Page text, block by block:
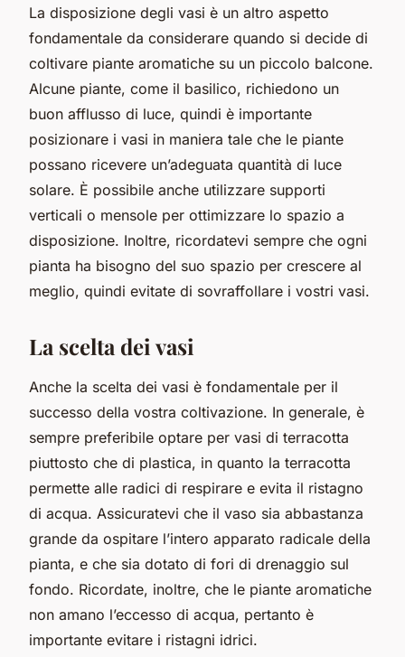
La disposizione degli vasi è un altro aspetto
fondamentale da considerare quando si decide di
coltivare piante aromatiche su un piccolo balcone.
Alcune piante, come il basilico, richiedono un
buon afflusso di luce, quindi è importante
posizionare i vasi in maniera tale che le piante
possano ricevere un’adeguata quantità di luce
solare. È possibile anche utilizzare supporti
verticali o mensole per ottimizzare lo spazio a
disposizione. Inoltre, ricordatevi sempre che ogni
pianta ha bisogno del suo spazio per crescere al
meglio, quindi evitate di sovraffollare i vostri vasi.
La scelta dei vasi
Anche la scelta dei vasi è fondamentale per il
successo della vostra coltivazione. In generale, è
sempre preferibile optare per vasi di terracotta
piuttosto che di plastica, in quanto la terracotta
permette alle radici di respirare e evita il ristagno
di acqua. Assicuratevi che il vaso sia abbastanza
grande da ospitare l’intero apparato radicale della
pianta, e che sia dotato di fori di drenaggio sul
fondo. Ricordate, inoltre, che le piante aromatiche
non amano l’eccesso di acqua, pertanto è
importante evitare i ristagni idrici.